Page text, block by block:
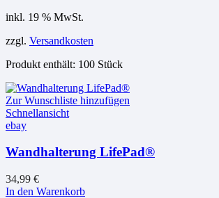
inkl. 19 % MwSt.
zzgl. Versandkosten
Produkt enthält: 100 Stück
Zur Wunschliste hinzufügen
Schnellansicht
ebay
Wandhalterung LifePad®
34,99 €
In den Warenkorb